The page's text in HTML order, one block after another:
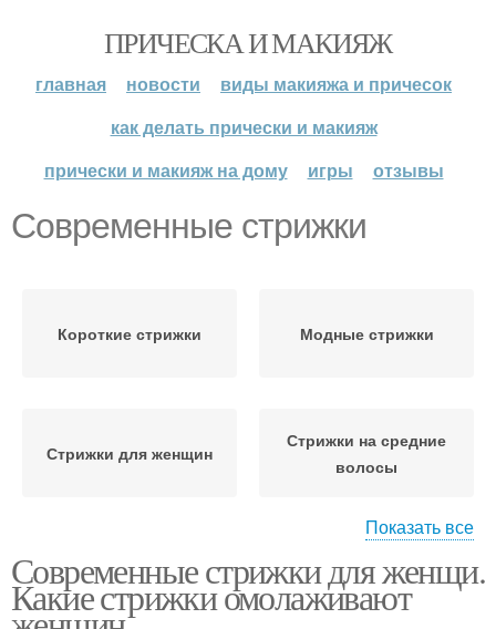
ПРИЧЕСКА И МАКИЯЖ
главная новости
виды макияжа и причесок
как делать прически и макияж
прически и макияж на дому
игры отзывы
Современные стрижки
Короткие стрижки Модные стрижки
Стрижки для женщин
Стрижки на средние
волосы
Стильные стрижки
волосы
Показать все
Современные стрижки для женщи.
Какие стрижки омолаживают